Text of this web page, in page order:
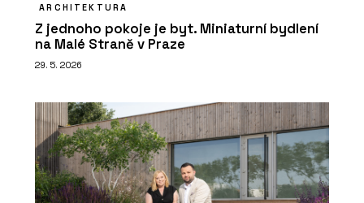
ARCHITEKTURA
Z jednoho pokoje je byt. Miniaturní bydlení
na Malé Straně v Praze
29. 5. 2026